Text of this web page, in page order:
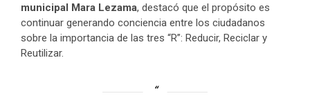
municipal Mara Lezama, destacó que el propósito es
continuar generando conciencia entre los ciudadanos
sobre la importancia de las tres “R”: Reducir, Reciclar y
Reutilizar.